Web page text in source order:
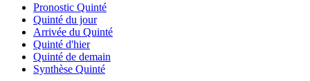
Pronostic Quinté
Quinté du jour
Arrivée du Quinté
Quinté d'hier
Quinté de demain
Synthèse Quinté